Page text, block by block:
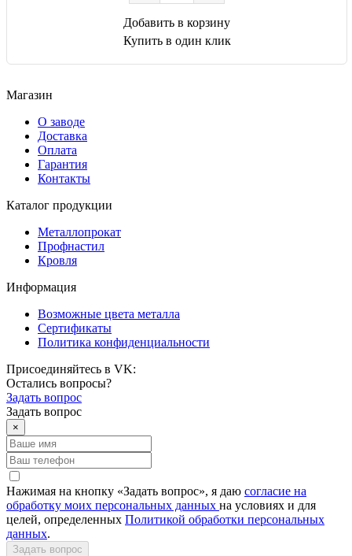
Добавить в корзину
Купить в один клик
Магазин
О заводе
Доставка
Оплата
Гарантия
Контакты
Каталог продукции
Металлопрокат
Профнастил
Кровля
Информация
Возможные цвета металла
Сертификаты
Политика конфиденциальности
Присоединяйтесь в VK:
Остались вопросы?
Задать вопрос
Задать вопрос
×
Нажимая на кнопку «Задать вопрос», я даю согласие на
обработку моих персональных данных на условиях и для
целей, определенных Политикой обработки персональных
данных.
Задать вопрос